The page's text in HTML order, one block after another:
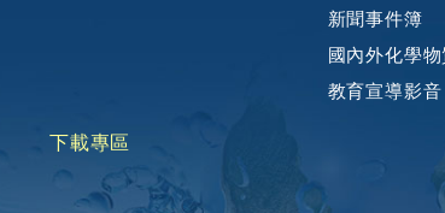
新聞事件簿
國內外化學
教育宣導影音
下載專區